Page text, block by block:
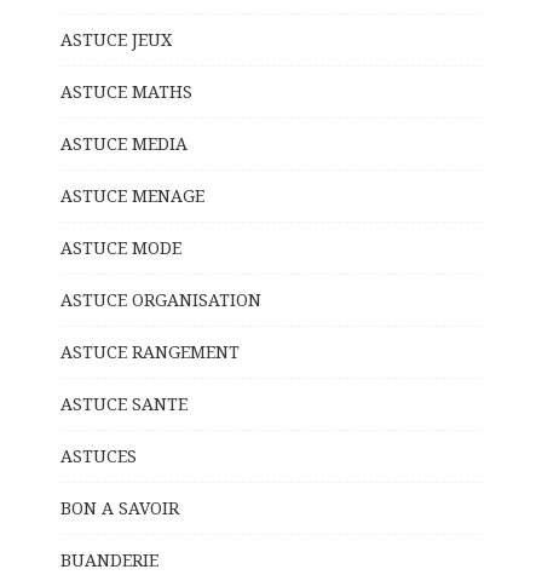
ASTUCE JEUX
ASTUCE MATHS
ASTUCE MEDIA
ASTUCE MENAGE
ASTUCE MODE
ASTUCE ORGANISATION
ASTUCE RANGEMENT
ASTUCE SANTE
ASTUCES
BON A SAVOIR
BUANDERIE